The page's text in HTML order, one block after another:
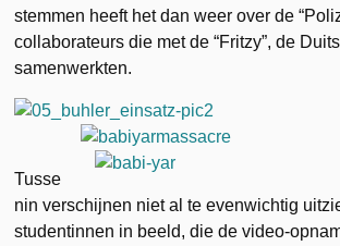
stemmen heeft het dan weer over de
collaborateurs die met de “Fritzy”, de
samenwerkten.
Tusse
nin verschijnen niet al te evenwichtig
studentinnen in beeld, die de video-